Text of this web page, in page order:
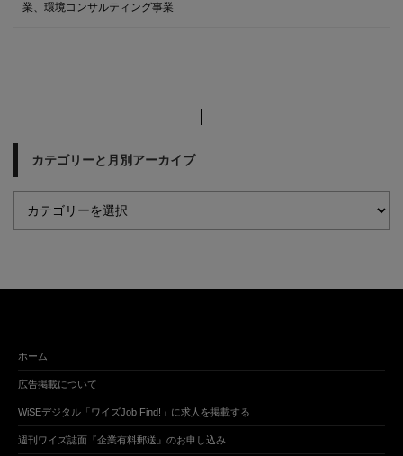
業、環境コンサルティング事業
カテゴリーと月別アーカイブ
ホーム
広告掲載について
WiSEデジタル「ワイズJob Find!」に求人を掲載する
週刊ワイズ誌面『企業有料郵送』のお申し込み